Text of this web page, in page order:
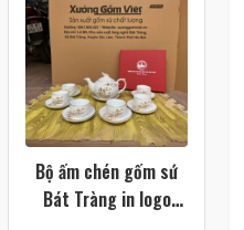
Bộ ấm chén gốm sứ
Bát Tràng in logo